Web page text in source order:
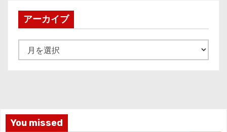
アーカイブ
ー
You missed